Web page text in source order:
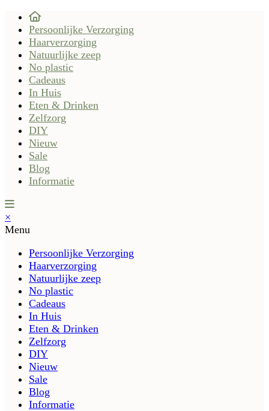
Persoonlijke Verzorging
Haarverzorging
Natuurlijke zeep
No plastic
Cadeaus
In Huis
Eten & Drinken
Zelfzorg
DIY
Nieuw
Sale
Blog
Informatie
×
Menu
Persoonlijke Verzorging
Haarverzorging
Natuurlijke zeep
No plastic
Cadeaus
In Huis
Eten & Drinken
Zelfzorg
DIY
Nieuw
Sale
Blog
Informatie